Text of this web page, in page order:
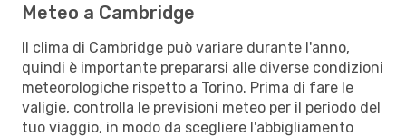
Meteo a Cambridge
Il clima di Cambridge può variare durante l'anno,
quindi è importante prepararsi alle diverse condizioni
meteorologiche rispetto a Torino. Prima di fare le
valigie, controlla le previsioni meteo per il periodo del
tuo viaggio, in modo da scegliere l'abbigliamento